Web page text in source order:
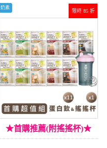
限時 85 折
奶素
★首購推薦(附搖搖杯)★